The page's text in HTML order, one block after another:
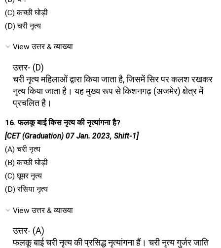
(C) कच्छी घोड़ी
(D) चरी नृत्य
View उत्तर & व्याख्या
उत्तर- (D)
चरी नृत्य महिलाओं द्वारा किया जाता है, जिसमें सिर पर कलश रखकर
नृत्य किया जाता है। यह मुख्य रूप से किशनगढ़ (अजमेर) क्षेत्र में
प्रचलित है।
16. फलकू बाई किस नृत्य की नृत्यांगना है?
[CET (Graduation) 07 Jan. 2023, Shift-1]
(A) चरी नृत्य
(B) कच्छी घोड़ी
(C) घूमर नृत्य
(D) रसिया नृत्य
View उत्तर & व्याख्या
उत्तर- (A)
फलकू बाई चरी नृत्य की प्रसिद्ध नृत्यांगना हैं। चरी नृत्य गुर्जर जाति